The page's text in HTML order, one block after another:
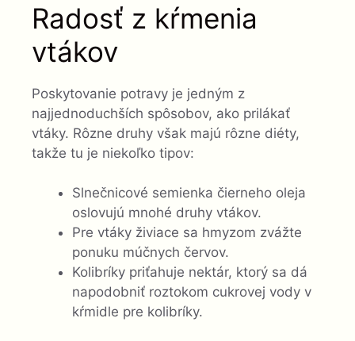
Radosť z kŕmenia
vtákov
Poskytovanie potravy je jedným z
najjednoduchších spôsobov, ako prilákať
vtáky. Rôzne druhy však majú rôzne diéty,
takže tu je niekoľko tipov:
Slnečnicové semienka čierneho oleja
oslovujú mnohé druhy vtákov.
Pre vtáky živiace sa hmyzom zvážte
ponuku múčnych červov.
Kolibríky priťahuje nektár, ktorý sa dá
napodobniť roztokom cukrovej vody v
kŕmidle pre kolibríky.